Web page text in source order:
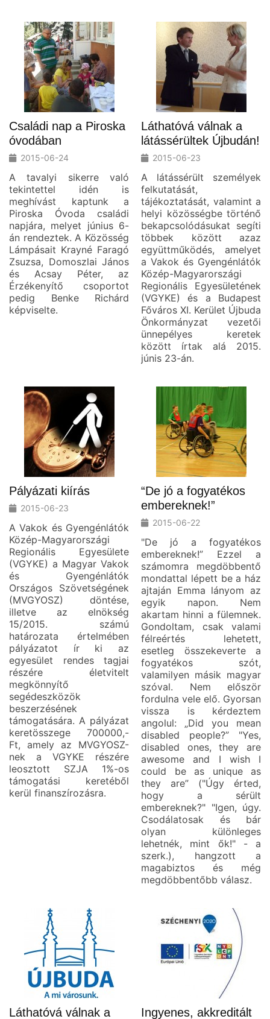
Családi nap a Piroska
óvodában
2015-06-24
A tavalyi sikerre való
tekintettel idén is
meghívást kaptunk a
Piroska Óvoda családi
napjára, melyet június 6-
án rendeztek. A Közösség
Lámpásait Krayné Faragó
Zsuzsa, Domoszlai János
és Acsay Péter, az
Érzékenyítő csoportot
pedig Benke Richárd
képviselte.
Láthatóvá válnak a
látássérültek Újbudán!
2015-06-23
A látássérült személyek
felkutatását,
tájékoztatását, valamint a
helyi közösségbe történő
bekapcsolódásukat segíti
többek között azaz
együttműködés, amelyet
a Vakok és Gyengénlátók
Közép-Magyarországi
Regionális Egyesületének
(VGYKE) és a Budapest
Főváros XI. Kerület Újbuda
Önkormányzat vezetői
ünnepélyes keretek
között írtak alá 2015.
júnis 23-án.
Pályázati kiírás
2015-06-23
A Vakok és Gyengénlátók
Közép-Magyarországi
Regionális Egyesülete
(VGYKE) a Magyar Vakok
és Gyengénlátók
Országos Szövetségének
(MVGYOSZ) döntése,
illetve az elnökség
15/2015. számú
határozata értelmében
pályázatot ír ki az
egyesület rendes tagjai
részére életvitelt
megkönnyítő
segédeszközök
beszerzésének
támogatására. A pályázat
keretösszege 700000,-
Ft, amely az MVGYOSZ-
nek a VGYKE részére
leosztott SZJA 1%-os
támogatási keretéből
kerül finanszírozásra.
“De jó a fogyatékos
embereknek!”
2015-06-22
"De jó a fogyatékos
embereknek!” Ezzel a
számomra megdöbbentő
mondattal lépett be a ház
ajtaján Emma lányom az
egyik napon. Nem
akartam hinni a fülemnek.
Gondoltam, csak valami
félreértés lehetett,
esetleg összekeverte a
fogyatékos szót,
valamilyen másik magyar
szóval. Nem először
fordulna vele elő. Gyorsan
vissza is kérdeztem
angolul: „Did you mean
disabled people?” "Yes,
disabled ones, they are
awesome and I wish I
could be as unique as
they are” ("Úgy érted,
hogy a sérült
embereknek?" "Igen, úgy.
Csodálatosak és bár
olyan különleges
lehetnék, mint ők!" - a
szerk.), hangzott a
magabiztos és még
megdöbbentőbb válasz.
Láthatóvá válnak a Ingyenes, akkreditált